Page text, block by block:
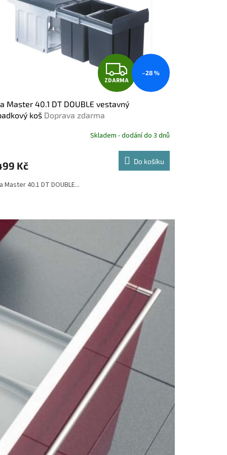
Z
D
A
R
M
A
ZDARMA
–28 %
Master 40.1 DT DOUBLE vestavný
koš Doprava zdarma
Skladem - dodání do 3 dnů
Kč Do košíku
Master 40.1 DT DOUBLE...